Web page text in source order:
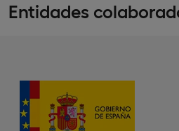
Entidades